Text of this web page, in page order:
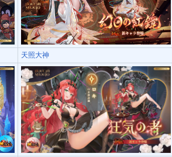
天照大神